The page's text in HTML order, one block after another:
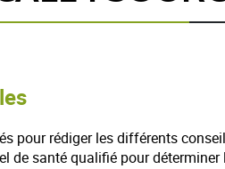
pour rédiger les différents
santé qualifié pour